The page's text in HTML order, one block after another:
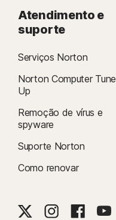
Atendimento e
suporte
Serviços Norton
Norton Computer Tune
Up
Remoção de vírus e
spyware
Suporte Norton
Como renovar